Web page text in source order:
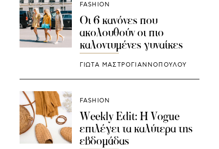
FASHION
Οι 6 κανόνες που
ακολουθούν οι πιο
καλοντυμένες γυναίκες
ΓΙΩΤΑ ΜΑΣΤΡΟΓΙΑΝΝΟΠΟΥΛΟΥ
FASHION
Weekly Edit: Η Vogue
επιλέγει τα καλύτερα της
εβδομάδας